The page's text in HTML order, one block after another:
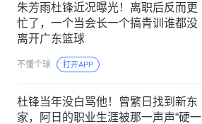
朱芳雨杜锋近况曝光！离职后反而更
忙了，一个当会长一个搞青训谁都没
离开广东篮球
不懂个球 打开APP
杜锋当年没白骂他！曾繁日找到新东
家，阿日的职业生涯被那一声声“硬一